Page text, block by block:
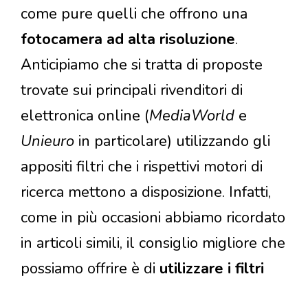
come pure quelli che offrono una
fotocamera ad alta risoluzione.
Anticipiamo che si tratta di proposte
trovate sui principali rivenditori di
elettronica online (MediaWorld e
Unieuro in particolare) utilizzando gli
appositi filtri che i rispettivi motori di
ricerca mettono a disposizione. Infatti,
come in più occasioni abbiamo ricordato
in articoli simili, il consiglio migliore che
possiamo offrire è di utilizzare i filtri